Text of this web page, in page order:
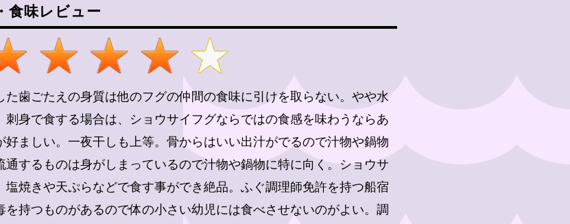
食味レビュー
た歯ごたえの身質は他のフグの仲間の食味に引けを取らない。やや水
身で食する場合は、ショウサイフグならではの食感を味わうならあ
好ましい。一夜干しも上等。骨からはいい出汁がでるので汁物や鍋物
するものは身がしまっているので汁物や鍋物に特に向く。ショウサ
塩焼きや天ぷらなどで食す事ができ絶品。ふぐ調理師免許を持つ船宿
持つものがあるので体の小さい幼児には食べさせないのがよい。調